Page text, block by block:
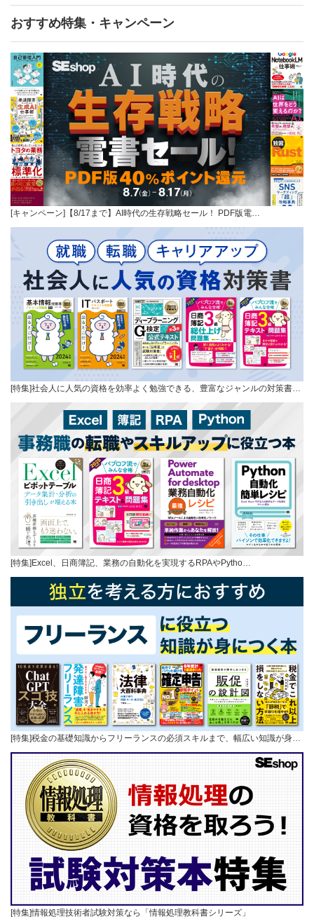
おすすめ特集・キャンペーン
[キャンペーン]【8/17まで】AI時代の生存戦略セール！ PDF版電…
[特集]社会人に人気の資格を効率よく勉強できる、豊富なジャンルの対策書…
[特集]Excel、日商簿記、業務の自動化を実現するRPAやPytho…
[特集]税金の基礎知識からフリーランスの必須スキルまで、幅広い知識が身…
[特集]情報処理技術者試験対策なら「情報処理教科書シリーズ」